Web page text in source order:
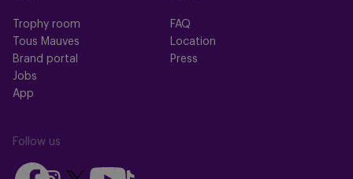
Trophy room
Tous Mauves
Brand portal
Jobs
App
FAQ
Location
Press
Follow us
Follow
FollowFollow
Follow
Follow